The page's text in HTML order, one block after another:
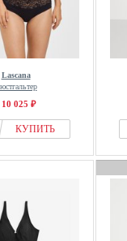
Lascana
10 025 ₽
КУПИТЬ